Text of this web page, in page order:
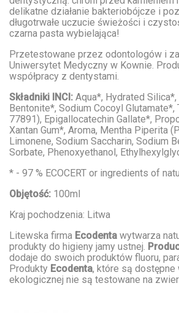
delikatne działanie bakteriobójcze i
długotrwałe uczucie świeżości i
czarna pasta wybielająca!
Przetestowane przez odontologów i
Uniwersytet Medyczny w Kownie.
współpracy z dentystami.
Składniki INCI: Aqua*, Hydrated
Bentonite*, Sodium Cocoyl Glutamate*,
77891), Epigallocatechin Gallate*,
Xantan Gum*, Aroma, Mentha Piperita
Limonene, Sodium Saccharin, Sodium
Sorbate, Phenoxyethanol,
* - 97 % ECOCERT or ingredients of
Objętość: 100ml
Kraj pochodzenia: Litwa
Litewska firma Ecodenta wytwarza
produkty do higieny jamy ustnej.
dodaje do swoich produktów fluoru,
Produkty Ecodenta, które są dostępne
ekologicznej nie są testowane na